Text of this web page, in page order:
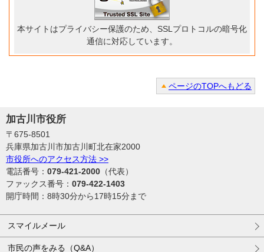
本サイトはプライバシー保護のため、SSLプロトコルの暗号化
通信に対応しています。
ページのTOPへもどる
加古川市役所
〒675-8501
兵庫県加古川市加古川町北在家2000
市役所へのアクセス方法 >>
電話番号： 079-421-2000 （代表）
ファックス番号： 079-422-1403
開庁時間：8時30分から17時15分まで
スマイルメール
市民の声をみる（Q&A）